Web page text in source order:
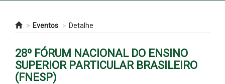
Eventos Detalhe
28º FÓRUM NACIONAL DO ENSINO
SUPERIOR PARTICULAR BRASILEIRO
(FNESP)